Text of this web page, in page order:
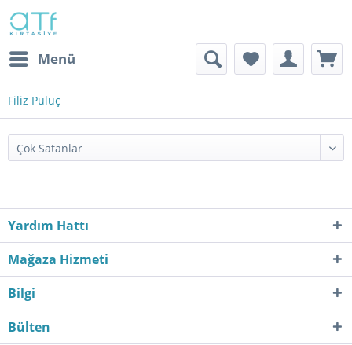
Menü
Filiz Puluç
Yardım Hattı
Mağaza Hizmeti
Bilgi
Bülten